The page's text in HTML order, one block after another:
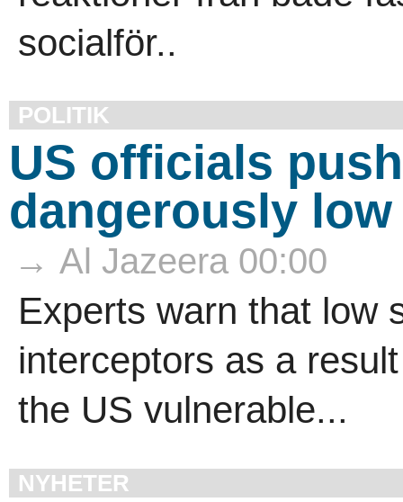
socialför..
POLITIK
US officials
dangerously
→ Al Jazeera 00:00
Experts warn that low
interceptors as a
the US vulnerable...
NYHETER